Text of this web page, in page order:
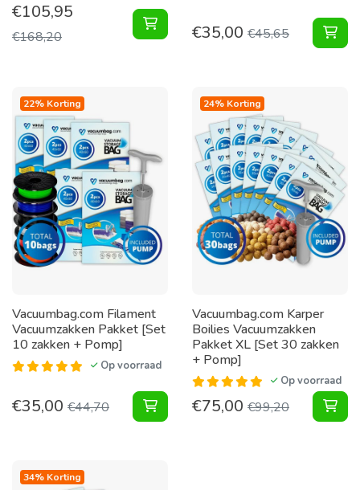
€105,95
€168,20
XL Vacuumzakken Pakket Home
€35,00 €45,65
22% Korting
Vacuumbag.com Filament
Vacuumzakken Pakket [Set
10 zakken + Pomp]
Op voorraad
€35,00 €44,70 Filament Vacuumzakken Pakket
24% Korting
Vacuumbag.com Karper
Boilies Vacuumzakken
Pakket XL [Set 30 zakken
+ Pomp]
Op voorraad
€75,00 €99,20
34% Korting